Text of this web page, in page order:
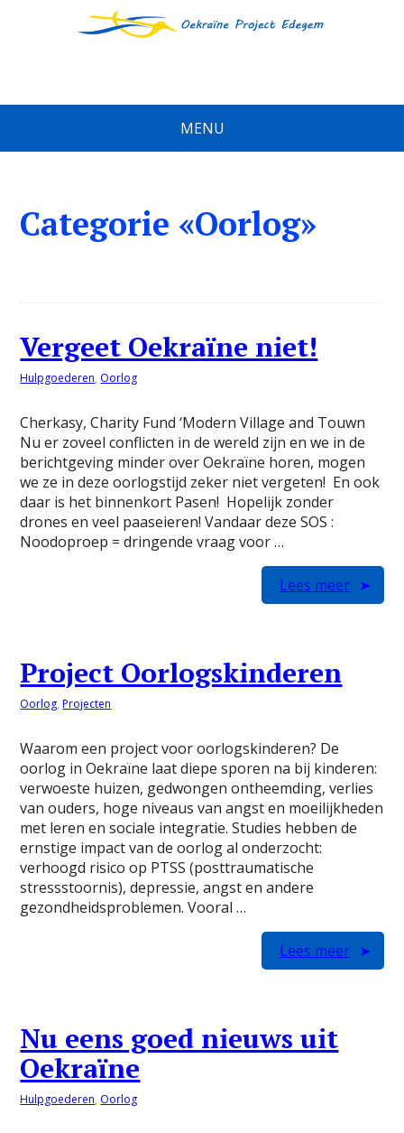
MENU
Categorie «Oorlog»
Vergeet Oekraïne niet!
Hulpgoederen, Oorlog
Cherkasy, Charity Fund ‘Modern Village and Touwn
Nu er zoveel conflicten in de wereld zijn en we in de
berichtgeving minder over Oekraïne horen, mogen
we ze in deze oorlogstijd zeker niet vergeten! En ook
daar is het binnenkort Pasen! Hopelijk zonder
drones en veel paaseieren! Vandaar deze SOS :
Noodoproep = dringende vraag voor …
Lees meer
Project Oorlogskinderen
Oorlog,Projecten
Waarom een project voor oorlogskinderen? De
oorlog in Oekraïne laat diepe sporen na bij kinderen:
verwoeste huizen, gedwongen ontheemding, verlies
van ouders, hoge niveaus van angst en moeilijkheden
met leren en sociale integratie. Studies hebben de
ernstige impact van de oorlog al onderzocht:
verhoogd risico op PTSS (posttraumatische
stressstoornis), depressie, angst en andere
gezondheidsproblemen. Vooral …
Lees meer
Nu eens goed nieuws uit
Oekraïne
Hulpgoederen, Oorlog